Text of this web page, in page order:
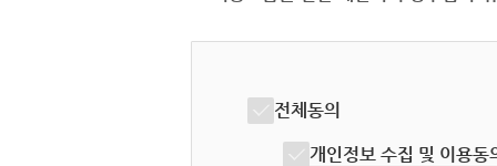
전체동의
개인정보 수집 및 이용동